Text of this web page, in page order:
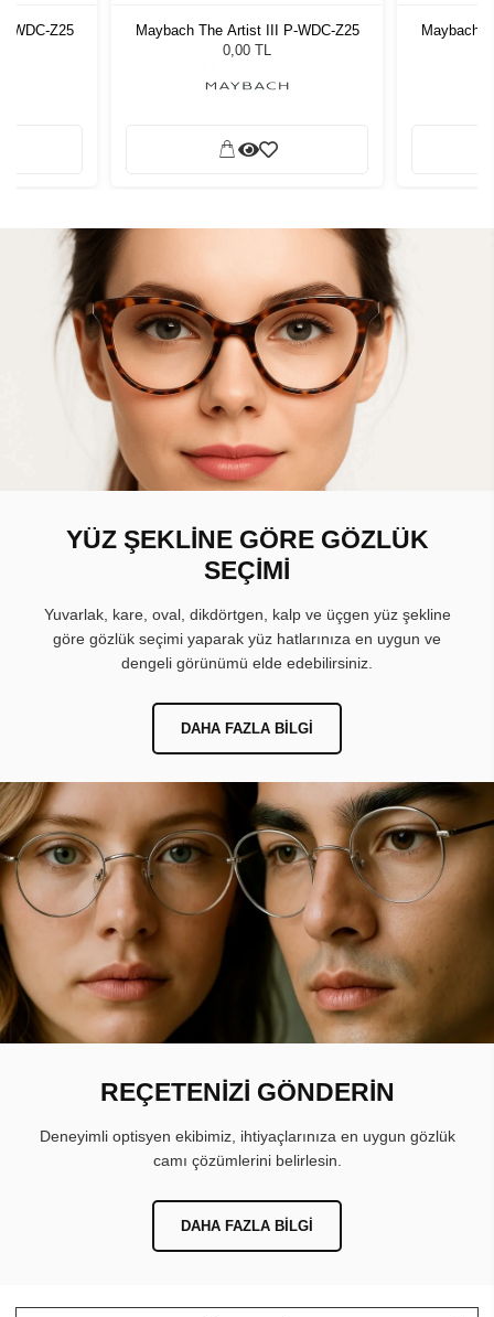
WDC-Z25
Maybach The Artist III P-WDC-Z25
0,00 TL
Maybach
YÜZ ŞEKLİNE GÖRE GÖZLÜK
SEÇİMİ
Yuvarlak, kare, oval, dikdörtgen, kalp ve üçgen yüz şekline
göre gözlük seçimi yaparak yüz hatlarınıza en uygun ve
dengeli görünümü elde edebilirsiniz.
DAHA FAZLA BILGI
REÇETENİZİ GÖNDERİN
Deneyimli optisyen ekibimiz, ihtiyaçlarınıza en uygun gözlük
camı çözümlerini belirlesin.
DAHA FAZLA BILGI